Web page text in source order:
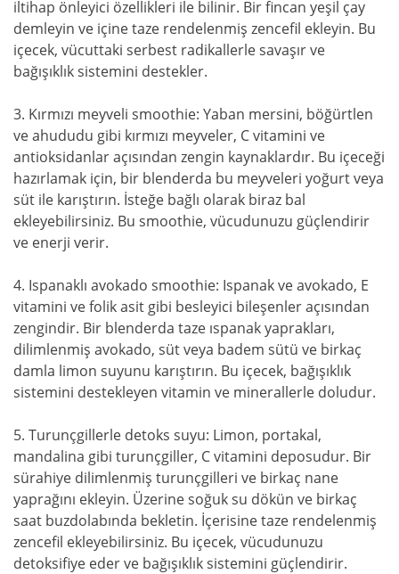
iltihap önleyici özellikleri ile bilinir. Bir fincan yeşil çay
demleyin ve içine taze rendelenmiş zencefil ekleyin. Bu
içecek, vücuttaki serbest radikallerle savaşır ve
bağışıklık sistemini destekler.
3. Kırmızı meyveli smoothie: Yaban mersini, böğürtlen
ve ahududu gibi kırmızı meyveler, C vitamini ve
antioksidanlar açısından zengin kaynaklardır. Bu içeceği
hazırlamak için, bir blenderda bu meyveleri yoğurt veya
süt ile karıştırın. İsteğe bağlı olarak biraz bal
ekleyebilirsiniz. Bu smoothie, vücudunuzu güçlendirir
ve enerji verir.
4. Ispanaklı avokado smoothie: Ispanak ve avokado, E
vitamini ve folik asit gibi besleyici bileşenler açısından
zengindir. Bir blenderda taze ıspanak yaprakları,
dilimlenmiş avokado, süt veya badem sütü ve birkaç
damla limon suyunu karıştırın. Bu içecek, bağışıklık
sistemini destekleyen vitamin ve minerallerle doludur.
5. Turunçgillerle detoks suyu: Limon, portakal,
mandalina gibi turunçgiller, C vitamini deposudur. Bir
sürahiye dilimlenmiş turunçgilleri ve birkaç nane
yaprağını ekleyin. Üzerine soğuk su dökün ve birkaç
saat buzdolabında bekletin. İçerisine taze rendelenmiş
zencefil ekleyebilirsiniz. Bu içecek, vücudunuzu
detoksifiye eder ve bağışıklık sistemini güçlendirir.